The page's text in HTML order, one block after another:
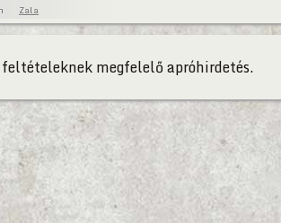
Zala
feltételeknek megfelelő apróhirdetés.